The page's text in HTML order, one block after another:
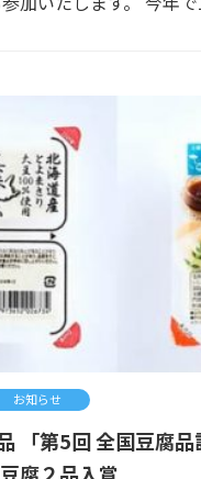
お知らせ
「第5回 全国豆腐